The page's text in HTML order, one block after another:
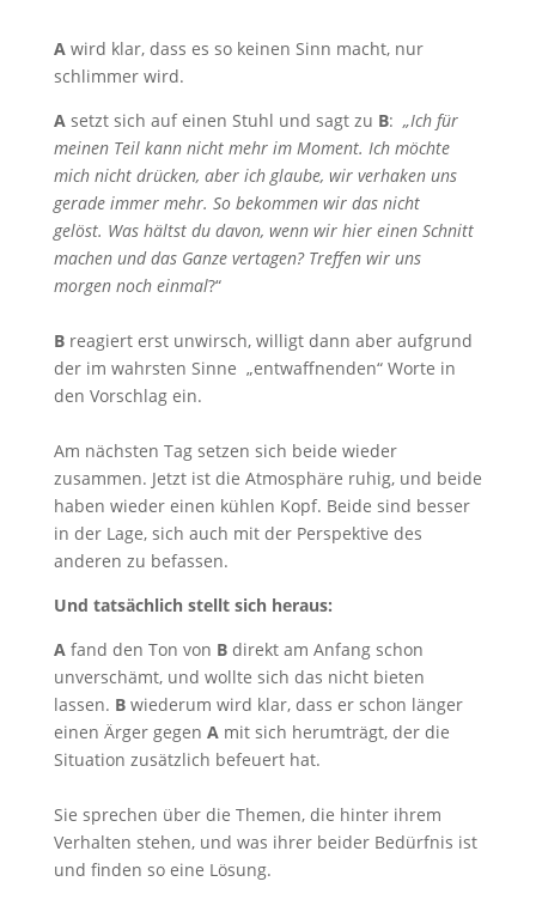
A wird klar, dass es so keinen Sinn macht, nur
schlimmer wird.
A setzt sich auf einen Stuhl und sagt zu B: „Ich für
meinen Teil kann nicht mehr im Moment. Ich möchte
mich nicht drücken, aber ich glaube, wir verhaken uns
gerade immer mehr. So bekommen wir das nicht
gelöst. Was hältst du davon, wenn wir hier einen Schnitt
machen und das Ganze vertagen? Treffen wir uns
morgen noch einmal?“
Breagiert erst unwirsch, willigt dann aber aufgrund
der im wahrsten Sinne „entwaffnenden“ Worte in
den Vorschlag ein.
Am nächsten Tag setzen sich beide wieder
zusammen. Jetzt ist die Atmosphäre ruhig, und beide
haben wieder einen kühlen Kopf. Beide sind besser
in der Lage, sich auch mit der Perspektive des
anderen zu befassen.
Und tatsächlich stellt sich heraus:
A fand den Ton von Bdirekt am Anfang schon
unverschämt, und wollte sich das nicht bieten
lassen. Bwiederum wird klar, dass er schon länger
einen Ärger gegen A mit sich herumträgt, der die
Situation zusätzlich befeuert hat.
Sie sprechen über die Themen, die hinter ihrem
Verhalten stehen, und was ihrer beider Bedürfnis ist
und finden so eine Lösung.